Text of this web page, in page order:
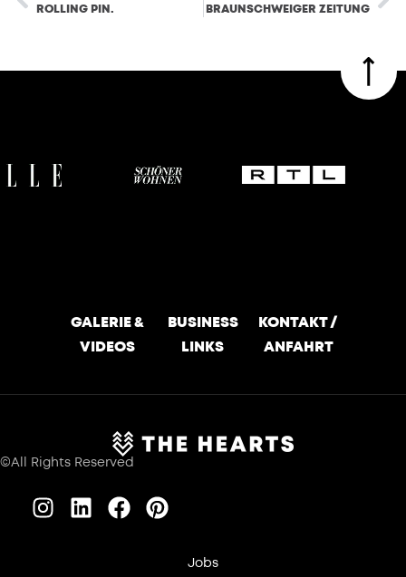
ROLLING PIN. BRAUNSCHWEIGER ZEITUNG
GALERIE &
VIDEOS
BUSINESS
LINKS
KONTAKT /
ANFAHRT
©All Rights Reserved
Jobs